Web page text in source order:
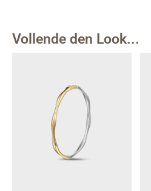
Vollende den Look...